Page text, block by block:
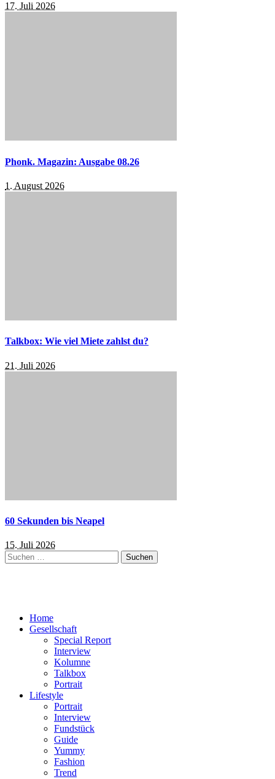
17. Juli 2026
Phonk. Magazin: Ausgabe 08.26
1. August 2026
Talkbox: Wie viel Miete zahlst du?
21. Juli 2026
60 Sekunden bis Neapel
15. Juli 2026
Suchen
nach:
Home
Gesellschaft
Special Report
Interview
Kolumne
Talkbox
Portrait
Lifestyle
Portrait
Interview
Fundstück
Guide
Yummy
Fashion
Trend